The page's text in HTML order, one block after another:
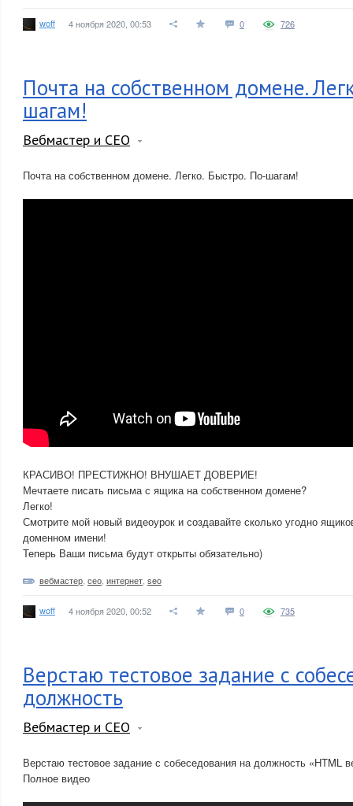
woff 4 ноября 2020, 00:53 0 726
Почта на собственном домене.
шагам!
Вебмастер и СЕО
Почта на собственном домене. Легко. Быстро. По-шагам!
КРАСИВО! ПРЕСТИЖНО! ВНУШАЕТ ДОВЕРИЕ!
Мечтаете писать письма с ящика на собственном домене?
Легко!
Смотрите мой новый видеоурок и создавайте сколько угодно
доменном имени!
Теперь Ваши письма будут открыты обязательно)
вебмастер сео интернет seo
woff 4 ноября 2020, 00:52 0 735
Верстаю тестовое задание с
должность
Вебмастер и СЕО
Верстаю тестовое задание с собеседования на должность «HTML
Полное видео